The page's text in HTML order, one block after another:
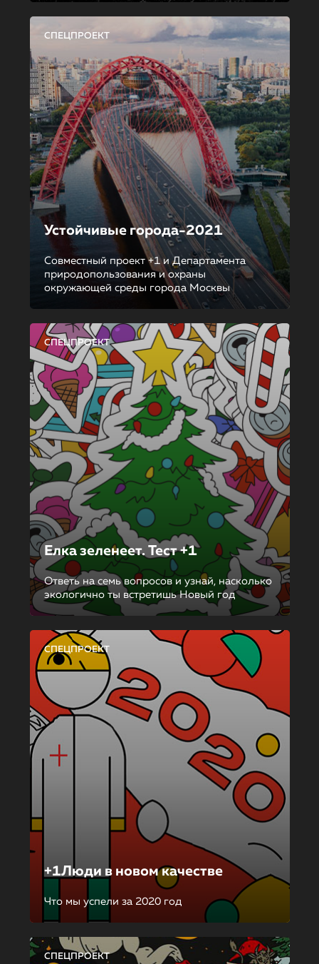
СПЕЦПРОЕКТ
Устойчивые города-2021
Совместный проект +1 и Департамента
природопользования и охраны
окружающей среды города Москвы
СПЕЦПРОЕКТ
Елка зеленеет. Тест +1
Ответь на семь вопросов и узнай, насколько
экологично ты встретишь Новый год
СПЕЦПРОЕКТ
+1Люди в новом качестве
Что мы успели за 2020 год
СПЕЦПРОЕКТ